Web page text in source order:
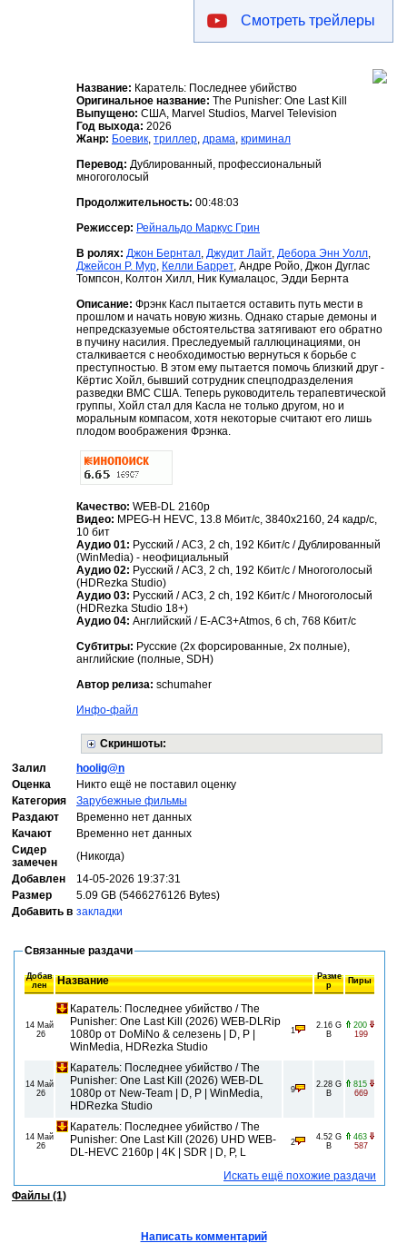
Смотреть трейлеры
Название: Каратель: Последнее убийство
Оригинальное название: The Punisher: One Last Kill
Выпущено: США, Marvel Studios, Marvel Television
Год выхода: 2026
Жанр: Боевик, триллер, драма, криминал
Перевод: Дублированный, профессиональный
многоголосый
Продолжительность: 00:48:03
Режиссер: Рейнальдо Маркус Грин
В ролях: Джон Бернтал, Джудит Лайт, Дебора Энн Уолл,
Джейсон Р. Мур, Келли Баррет, Андре Ройо, Джон Дуглас
Томпсон, Колтон Хилл, Ник Кумалацос, Эдди Бернта
Описание: Фрэнк Касл пытается оставить путь мести в
прошлом и начать новую жизнь. Однако старые демоны и
непредсказуемые обстоятельства затягивают его обратно
в пучину насилия. Преследуемый галлюцинациями, он
сталкивается с необходимостью вернуться к борьбе с
преступностью. В этом ему пытается помочь близкий друг -
Кёртис Хойл, бывший сотрудник спецподразделения
разведки ВМС США. Теперь руководитель терапевтической
группы, Хойл стал для Касла не только другом, но и
моральным компасом, хотя некоторые считают его лишь
плодом воображения Фрэнка.
Качество: WEB-DL 2160p
Видео: MPEG-H HEVC, 13.8 Mбит/с, 3840x2160, 24 кадр/с,
10 бит
Аудио 01: Русский / AC3, 2 ch, 192 Кбит/с / Дублированный
(WinMedia) - неофициальный
Аудио 02: Русский / AC3, 2 ch, 192 Кбит/с / Многоголосый
(HDRezka Studio)
Аудио 03: Русский / AC3, 2 ch, 192 Кбит/с / Многоголосый
(HDRezka Studio 18+)
Аудио 04: Английский / E-AC3+Atmos, 6 ch, 768 Кбит/с
Субтитры: Русские (2х форсированные, 2х полные),
aнглийские (полные, SDH)
Автор релиза: schumaher
Инфо-файл
Скриншоты:
Залил
hoolig@n
Оценка
Никто ещё не поставил оценку
Категория
Зарубежные фильмы
Раздают
Временно нет данных
Качают
Временно нет данных
Сидер
замечен
(Никогда)
Добавлен
14-05-2026 19:37:31
Размер
5.09 GB (5466276126 Bytes)
Добавить в закладки
Связанные раздачи
Добав
лен
Название
Разме
р
Пиры
14 Май
26
Каратель: Последнее убийство / The
Punisher: One Last Kill (2026) WEB-DLRip
1080p от DoMiNo & селезень | D, P |
WinMedia, HDRezka Studio
1
2.16 G
B
200
199
14 Май
26
Каратель: Последнее убийство / The
Punisher: One Last Kill (2026) WEB-DL
1080p от New-Team | D, P | WinMedia,
HDRezka Studio
9
2.28 G
B
815
669
14 Май
26
Каратель: Последнее убийство / The
Punisher: One Last Kill (2026) UHD WEB-
DL-HEVC 2160p | 4K | SDR | D, P, L
2
4.52 G
B
463
587
Искать ещё похожие раздачи
Файлы (1)
Написать комментарий